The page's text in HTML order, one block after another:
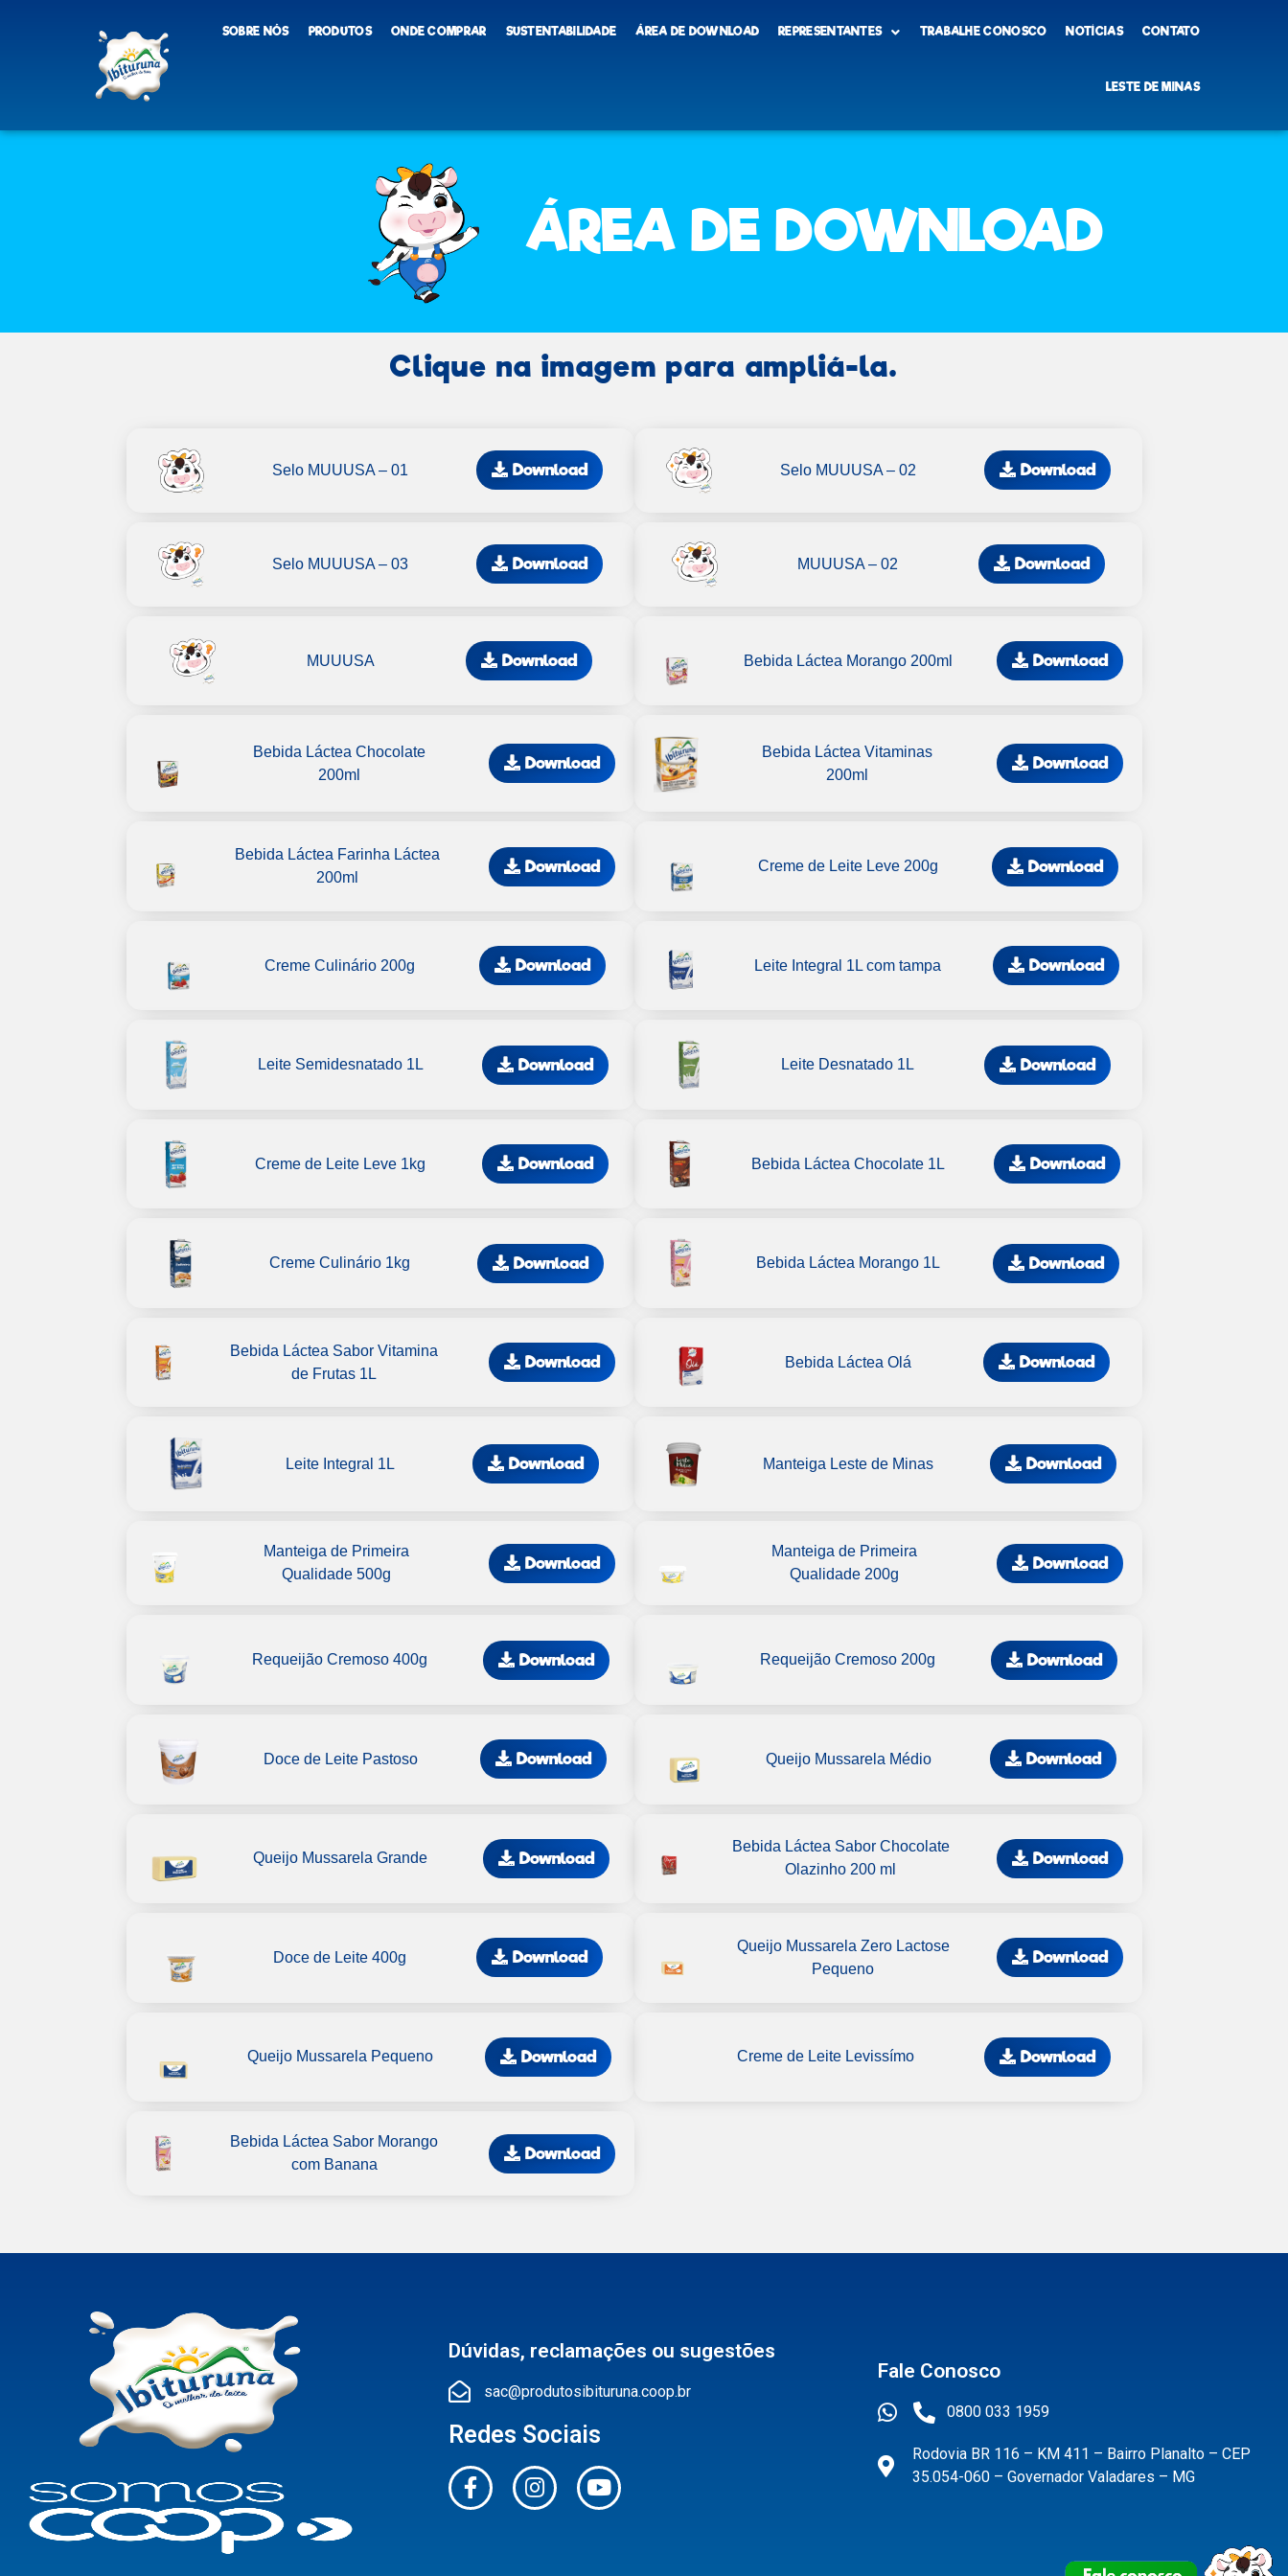
SOBRE NÓS PRODUTOS ONDE COMPRAR SUSTENTABILIDADE ÁREA DE DOWNLOAD REPRESENTANTES TRABALHE CONOSCO NOTÍCIAS CONTATO
LESTE DE MINAS
ÁREA DE DOWNLOAD
Clique na imagem para ampliá-la.
Selo MUUUSA – 01 Download Selo MUUUSA – 02 Download
Selo MUUUSA – 03 Download MUUUSA – 02 Download
MUUUSA Download Bebida Láctea Morango 200ml Download
Bebida Láctea Chocolate
200ml
Download
Bebida Láctea Vitaminas
200ml
Download
Bebida Láctea Farinha Láctea
200ml
Download Creme de Leite Leve 200g Download
Creme Culinário 200g Download Leite Integral 1L com tampa Download
Leite Semidesnatado 1L Download Leite Desnatado 1L Download
Creme de Leite Leve 1kg Download Bebida Láctea Chocolate 1L Download
Creme Culinário 1kg Download Bebida Láctea Morango 1L Download
Bebida Láctea Sabor Vitamina
de Frutas 1L
Download Bebida Láctea Olá Download
Leite Integral 1L Download Manteiga Leste de Minas Download
Manteiga de Primeira
Qualidade 500g
Download
Manteiga de Primeira
Qualidade 200g
Download
Requeijão Cremoso 400g Download Requeijão Cremoso 200g Download
Doce de Leite Pastoso Download Queijo Mussarela Médio Download
Queijo Mussarela Grande Download
Bebida Láctea Sabor Chocolate
Olazinho 200 ml
Download
Doce de Leite 400g Download
Queijo Mussarela Zero Lactose
Pequeno
Download
Queijo Mussarela Pequeno Download Creme de Leite Levissímo Download
Bebida Láctea Sabor Morango
com Banana
Download
Dúvidas, reclamações ou sugestões
sac@produtosibituruna.coop.br
Redes Sociais
Fale Conosco
0800 033 1959
Rodovia BR 116 – KM 411 – Bairro Planalto – CEP
35.054-060 – Governador Valadares – MG